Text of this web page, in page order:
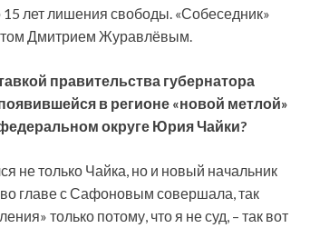
лет лишения свободы. «Собеседник»
Дмитрием Журавлёвым.
правительства губернатора
в регионе «новой метлой»
округе Юрия Чайки?
не только Чайка, но и новый начальник
во главе с Сафоновым совершала, так
только потому, что я не суд, – так вот